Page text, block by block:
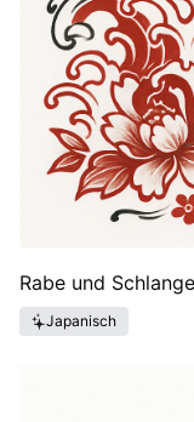
Rabe und
Japanisch